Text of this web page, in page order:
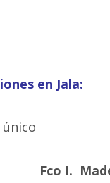
en Jala:
Fco I.